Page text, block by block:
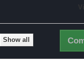
Show all